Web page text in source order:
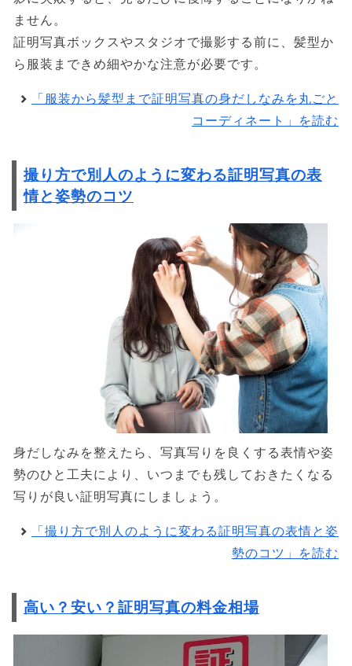
ません。
証明写真ボックスやスタジオで撮影する前に、髪型か
ら服装まできめ細やかな注意が必要です。
「服装から髪型まで証明写真の身だしなみを丸ごと
コーディネート」を読む
撮り方で別人のように変わる証明写真の表
情と姿勢のコツ
身だしなみを整えたら、写真写りを良くする表情や姿
勢のひと工夫により、いつまでも残しておきたくなる
写りが良い証明写真にしましょう。
「撮り方で別人のように変わる証明写真の表情と姿
勢のコツ」を読む
高い？安い？証明写真の料金相場